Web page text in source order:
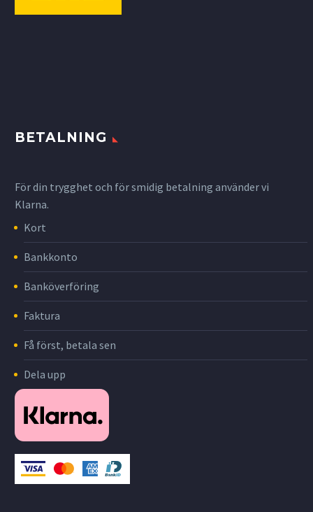
BETALNING
För din trygghet och för smidig betalning använder vi
Klarna.
Kort
Bankkonto
Banköverföring
Faktura
Få först, betala sen
Dela upp